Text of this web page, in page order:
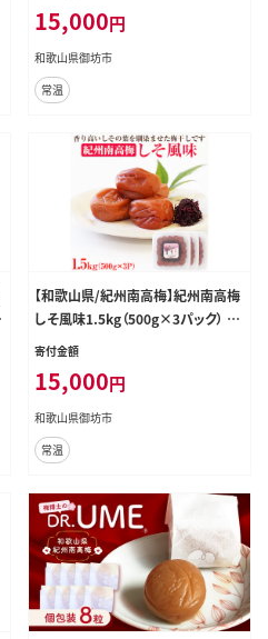
15,000円
和歌山県御坊市
常温
【和歌山県/紀州南高梅】紀州南高梅
しそ風味1.5kg（500g×3パック） 塩
分約6%【0505-4】
寄付金額
15,000円
和歌山県御坊市
常温